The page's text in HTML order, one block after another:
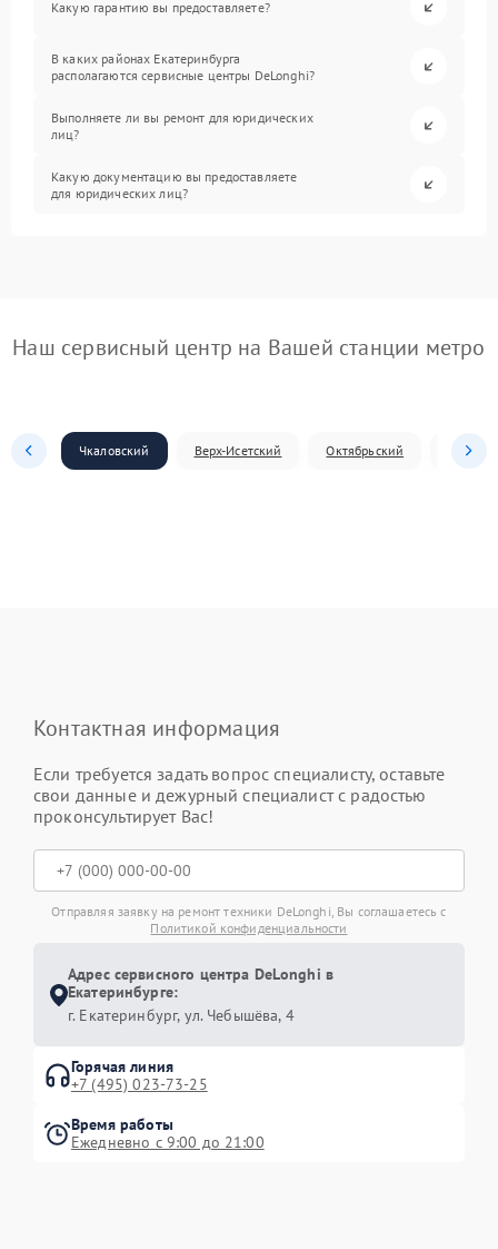
Какую гарантию вы предоставляете?
В каких районах Екатеринбурга
располагаются сервисные центры DeLonghi?
Выполняете ли вы ремонт для юридических
лиц?
Какую документацию вы предоставляете
для юридических лиц?
Наш сервисный центр на Вашей станции метро
Чкаловский Верх-Исетский Октябрьский
Контактная информация
Если требуется задать вопрос специалисту, оставьте
свои данные и дежурный специалист с радостью
проконсультирует Вас!
Отправляя заявку на ремонт техники DeLonghi, Вы соглашаетесь с
Политикой конфиденциальности
Адрес сервисного центра DeLonghi в
Екатеринбурге:
г. Екатеринбург, ул. Чебышёва, 4
Горячая линия
+7 (495) 023-73-25
Время работы
Ежедневно с 9:00 до 21:00